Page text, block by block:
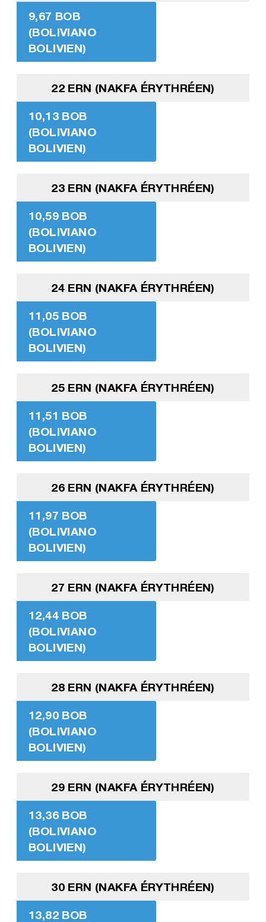
9,67 BOB
(BOLIVIANO
BOLIVIEN)
22 ERN (NAKFA ÉRYTHRÉEN)
10,13 BOB
(BOLIVIANO
BOLIVIEN)
23 ERN (NAKFA ÉRYTHRÉEN)
10,59 BOB
(BOLIVIANO
BOLIVIEN)
24 ERN (NAKFA ÉRYTHRÉEN)
11,05 BOB
(BOLIVIANO
BOLIVIEN)
25 ERN (NAKFA ÉRYTHRÉEN)
11,51 BOB
(BOLIVIANO
BOLIVIEN)
26 ERN (NAKFA ÉRYTHRÉEN)
11,97 BOB
(BOLIVIANO
BOLIVIEN)
27 ERN (NAKFA ÉRYTHRÉEN)
12,44 BOB
(BOLIVIANO
BOLIVIEN)
28 ERN (NAKFA ÉRYTHRÉEN)
12,90 BOB
(BOLIVIANO
BOLIVIEN)
29 ERN (NAKFA ÉRYTHRÉEN)
13,36 BOB
(BOLIVIANO
BOLIVIEN)
30 ERN (NAKFA ÉRYTHRÉEN)
13,82 BOB